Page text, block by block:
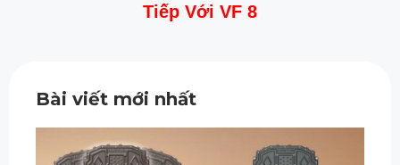
Tiếp Với VF 8
Bài viết mới nhất